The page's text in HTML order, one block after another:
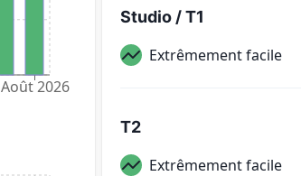
Août 2026
Studio / T1
Extrêmement facile
T2
Extrêmement facile